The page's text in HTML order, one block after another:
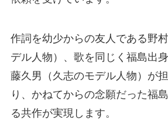
作詞を幼少からの友人である野
デル人物）、歌を同じく福島出
藤久男（久志のモデル人物）が
り、かねてからの念願だった福
る共作が実現します。